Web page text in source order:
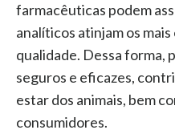
farmacêuticas podem
analíticos atinjam os
qualidade. Dessa
seguros e eficazes,
estar dos animais, bem
consumidores.